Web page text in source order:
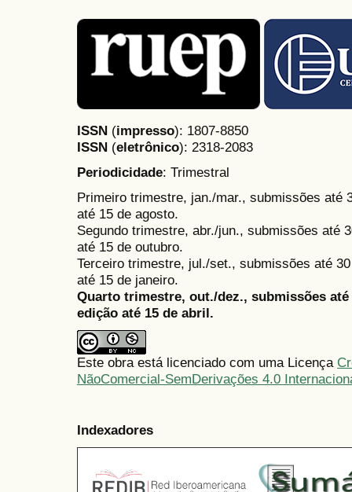
ISSN (impresso): 1807-8850
ISSN (eletrônico): 2318-2083
Periodicidade: Trimestral
Primeiro trimestre, jan./mar., submissões até
até 15 de agosto.
Segundo trimestre, abr./jun., submissões até
até 15 de outubro.
Terceiro trimestre, jul./set., submissões até
até 15 de janeiro.
Quarto trimestre, out./dez., submissões
edição até 15 de abril.
Este obra está licenciado com uma Licença
NãoComercial-SemDerivações 4.0
Indexadores